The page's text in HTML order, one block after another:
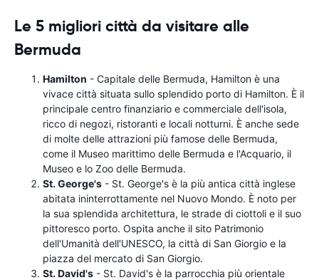
Le 5 migliori città da visitare alle
Bermuda
Hamilton - Capitale delle Bermuda, Hamilton è una
vivace città situata sullo splendido porto di Hamilton. È il
principale centro finanziario e commerciale dell'isola,
ricco di negozi, ristoranti e locali notturni. È anche sede
di molte delle attrazioni più famose delle Bermuda,
come il Museo marittimo delle Bermuda e l'Acquario, il
Museo e lo Zoo delle Bermuda.
St. George's - St. George's è la più antica città inglese
abitata ininterrottamente nel Nuovo Mondo. È noto per
la sua splendida architettura, le strade di ciottoli e il suo
pittoresco porto. Ospita anche il sito Patrimonio
dell'Umanità dell'UNESCO, la città di San Giorgio e la
piazza del mercato di San Giorgio.
St. David's - St. David's è la parrocchia più orientale